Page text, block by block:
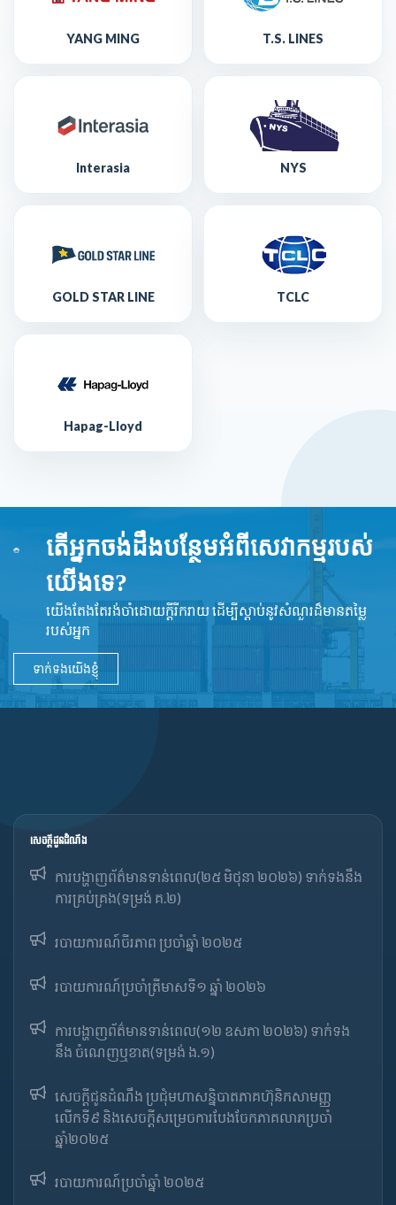
YANG MING T.S. LINES
Interasia NYS
GOLD STAR LINE TCLC
Hapag-Lloyd
តើអ្នកចង់ដឹងបន្ថែមអំពីសេវាកម្មរបស់
យើងទេ?
យើងតែងតែរង់ចាំដោយក្ដីរីករាយ ដើម្បីស្តាប់នូវ​សំណួរដ៏​មានតម្លៃ
របស់អ្នក
ទាក់ទងយើងខ្ញុំ
សេចក្ដីជូនដំណឹង
ការបង្ហាញព័ត៌មានទាន់ពេល(២៥ មិថុនា ២០២៦) ទាក់ទងនឹង
ការគ្រប់គ្រង(ទម្រង់ គ.២)
របាយការណ៍ចីរភាព ប្រចាំឆ្នាំ ២០២៥
របាយការណ៍​​ប្រចាំ​ត្រីមាសទី១ ឆ្នាំ ២០២៦
ការបង្ហាញព័ត៌មានទាន់ពេល(១២ ឧសភា ២០២៦) ទាក់ទង
នឹង ចំណេញឬខាត(ទម្រង់ ង.១)
សេចក្តីជូនដំណឹង ប្រជុំមហាសន្និបាតភាគហ៊ុនិកសាមញ្ញ
លើកទី៩ និងសេចក្តីសម្រេចការបែងចែកភាគលាភប្រចាំ
ឆ្នាំ២០២៥​
របាយការណ៍​​ប្រចាំ​ឆ្នាំ ២០២៥